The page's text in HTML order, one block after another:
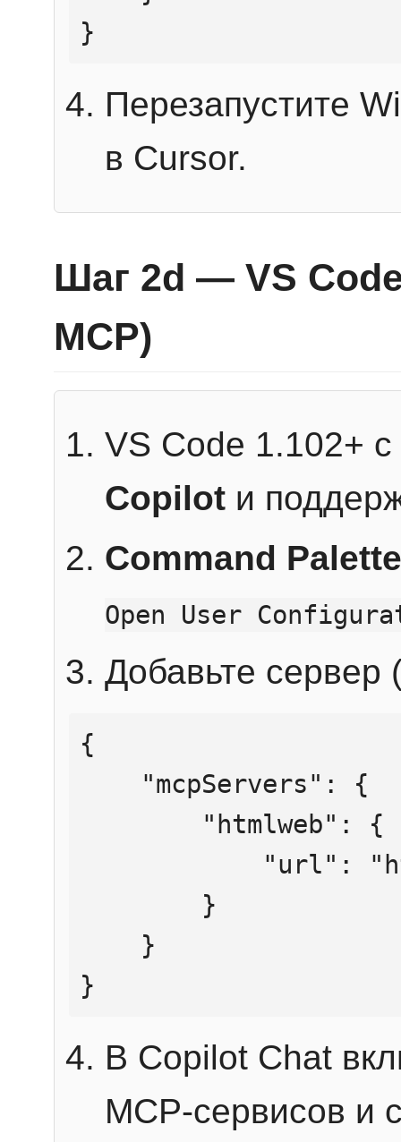
}
Перезапустите
в Cursor.
Шаг 2d — VS
MCP)
VS Code 1.102+
Copilot и
Command Palette
Open User
Добавьте сервер
{
}
В Copilot Chat
MCP-сервисов и